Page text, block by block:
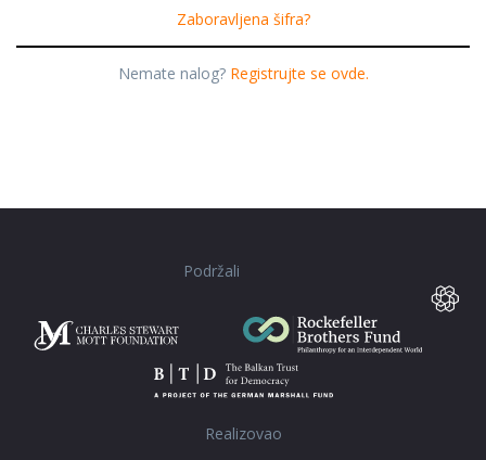
Zaboravljena šifra?
Nemate nalog? Registrujte se ovde.
Podržali
Realizovao